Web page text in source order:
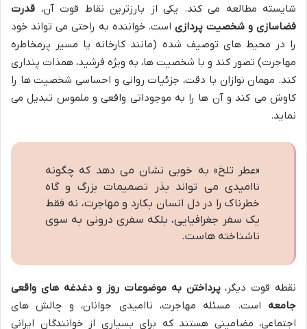
شایسته مطالعه می کند. یکی از بارزترین نقاط قوت آن، قدرت
فضاسازی و شخصیت پردازیاست. خواننده به راحتی می تواند خود
را در محیط های توصیف شده (مانند کارخانه یا مسیر پرمخاطره
مهاجرت) تصور کند و با شخصیت ها، به ویژه فرشید، همذات پنداری
کند. مهمان نوازان با دقت، جزئیات روانی و احساسی شخصیت ها را
کاوش می کند و آن ها را به موجوداتی واقعی و ملموس تبدیل می
نماید.
«عطر تلخ» به خوبی نشان می دهد که چگونه
ناامیدی می تواند بذر تصمیمات بزرگ و گاه
خطرناک را در دل انسان بکارد و مهاجرت، نه فقط
یک سفر جغرافیایی، بلکه سفری درونی به سوی
ناشناخته هاست.
نقطه قوت دیگر،پرداختن به موضوعات روز و دغدغه های واقعی
جامعه است. مسئله مهاجرت، ناامیدی جوانان، و چالش های
اجتماعی، مضامینی هستند که برای بسیاری از خوانندگان ایرانی